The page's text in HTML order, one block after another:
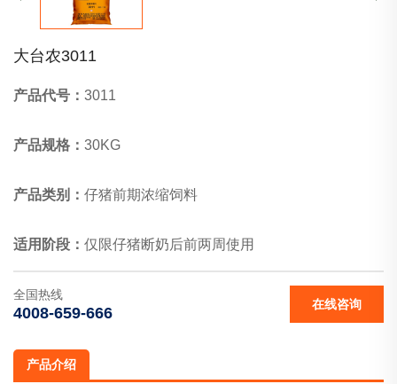
大台农3011
产品代号： 3011
产品规格： 30KG
产品类别： 仔猪前期浓缩饲料
适用阶段： 仅限仔猪断奶后前两周使用
在线咨询
全国热线
4008-659-666
产品介绍